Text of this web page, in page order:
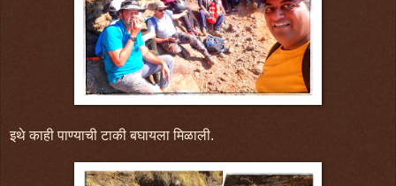
इथे काही पाण्याची टाकी बघायला मिळाली.